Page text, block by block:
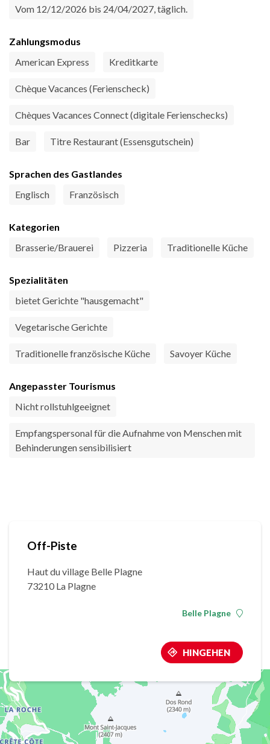
Vom 12/12/2026 bis 24/04/2027, täglich.
Zahlungsmodus
American Express
Kreditkarte
Chèque Vacances (Ferienscheck)
Chèques Vacances Connect (digitale Ferienschecks)
Bar Titre Restaurant (Essensgutschein)
Sprachen des Gastlandes
Englisch
Französisch
Kategorien
Brasserie/Brauerei
Pizzeria Traditionelle Küche
Spezialitäten
bietet Gerichte "hausgemacht"
Vegetarische Gerichte
Traditionelle französische Küche Savoyer Küche
Angepasster Tourismus
Nicht rollstuhlgeeignet
Empfangspersonal für die Aufnahme von Menschen mit
Behinderungen sensibilisiert
Off-Piste
Haut du village Belle Plagne
73210 La Plagne
Belle Plagne
HINGEHEN